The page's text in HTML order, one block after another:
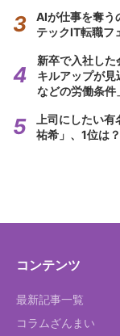
AIが仕事を奪
テックIT転職フ
新卒で入社し
キルアップが
などの労働条件
上司にしたい
祐希」、1位は？
コンテンツ
最新記事一覧
コラムざんまい